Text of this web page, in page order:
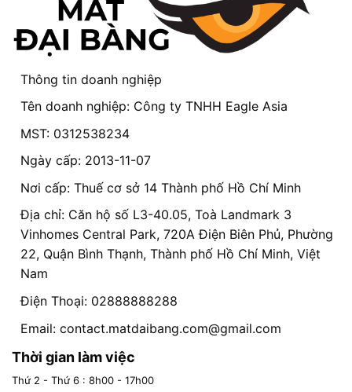
Thông tin doanh nghiệp
Tên doanh nghiệp: Công ty TNHH Eagle Asia
MST: 0312538234
Ngày cấp: 2013-11-07
Nơi cấp: Thuế cơ sở 14 Thành phố Hồ Chí Minh
Địa chỉ: Căn hộ số L3-40.05, Toà Landmark 3
Vinhomes Central Park, 720A Điện Biên Phủ, Phường
22, Quận Bình Thạnh, Thành phố Hồ Chí Minh, Việt
Nam
Điện Thoại: 02888888288
Email: contact.matdaibang.com@gmail.com
Thời gian làm việc
Thứ 2 - Thứ 6 : 8h00 - 17h00